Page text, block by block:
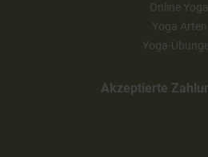
Online Yoga
Yoga Arten
Yoga-
Akzeptierte